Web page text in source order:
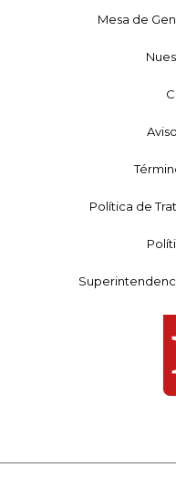
Mesa de
Política de